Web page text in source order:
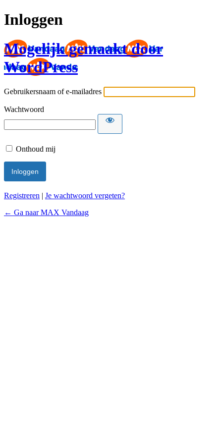
Inloggen
Mogelijk gemaakt door
WordPress
Gebruikersnaam of e-mailadres
Wachtwoord
Onthoud mij
Registreren | Je wachtwoord vergeten?
← Ga naar MAX Vandaag